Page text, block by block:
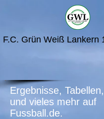
F.C. Grün Weiß Lankern
Ergebnisse,
und vieles mehr auf
Fussball.de.